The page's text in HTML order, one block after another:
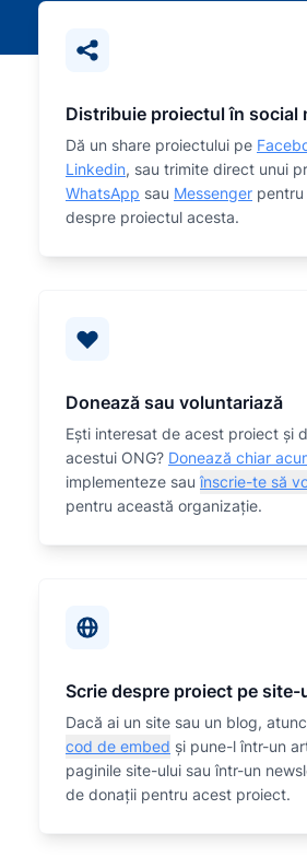
Distribuie proiectul în social
Dă un share proiectului pe
Linkedin, sau trimite direct unui
WhatsApp sau Messenger
despre proiectul acesta.
Donează sau voluntariază
Eşti interesat de acest proiect și
acestui ONG? Donează chiar
implementeze sauînscrie-te să
pentru această organizaţie.
Scrie despre proiect pe site-
Dacă ai un site sau un blog,
cod de embed și pune-l într-un
paginile site-ului sau într-un
de donații pentru acest proiect.